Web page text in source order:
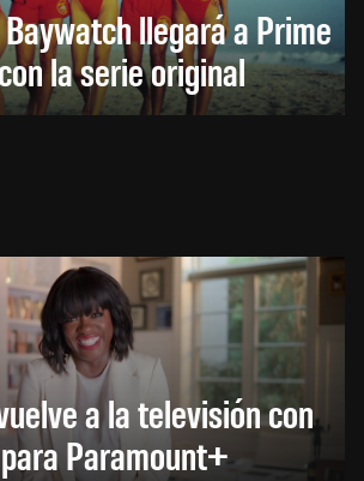
llegará a Prime
la serie original
a la televisión con
Paramount+